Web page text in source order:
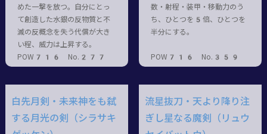
めた一撃を放つ。自分にとっ
て創造した水銀の反物質と不
滅の反概念を失う代償が大き
い程、威力は上昇する。
POW716 No.277
数・射程・装甲・移動力のう
ち、ひとつを5倍、ひとつを
半分にする。
POW716 No.359
白先月剣・未来神をも弑
する月光の剣（シラサキ
流星抜刀・天より降り注
ぎし星なる魔剣（リュウ